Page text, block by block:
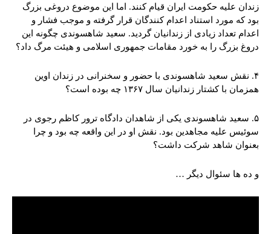
زندان علیه حکومت ایران قیام کنند. اما این موضوع دروغی بزرگ
بود که مورد استناد اعدام کنندگان قرار گرفته و موجب فشار و
اعدام تعداد زیادی از زندانیان گردید. سعید شاهسوندی چگونه این
دروغ بزرگ را به خورد مقامات جمهوری اسلامی و هیئت مرگ داد؟
۴. نقش سعید شاهسوندی با حضور و سخنرانی در زندان اوین
همزمان با کشتار زندانیان سال ۱۳۶۷ چه بوده است؟
۵. سعید شاهسوندی یکی از شاهدان دادگاه ترور کاظم رجوی در
سوئیس علیه مجاهدین بود. نقش او در این واقعه چه بود و چرا
بعنوان شاهد شرکت داشت؟
و ده ها سئوال دیگر …